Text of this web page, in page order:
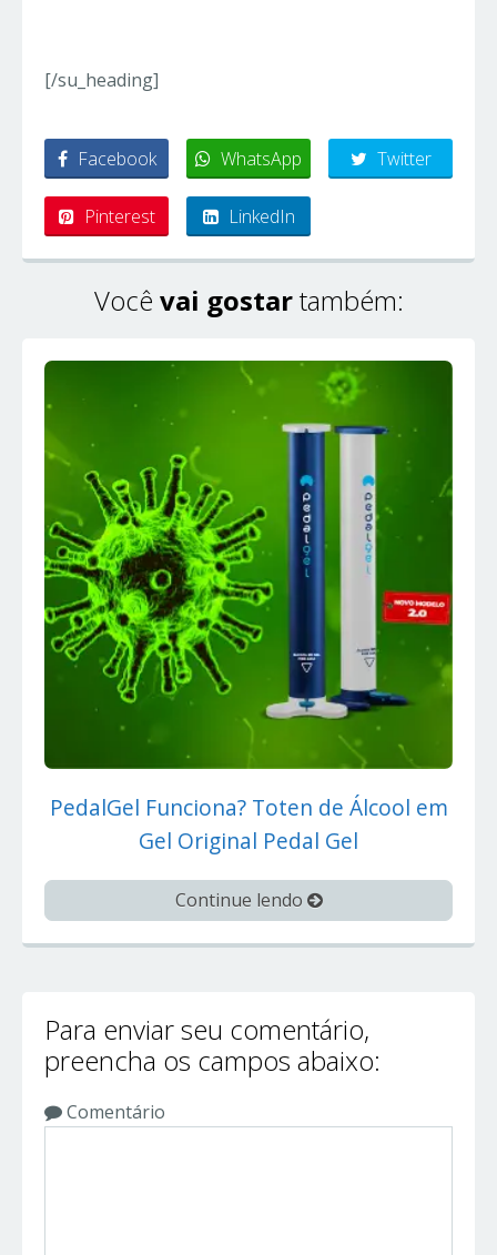
[/su_heading]
Facebook WhatsApp Twitter
Pinterest LinkedIn
Você vai gostartambém:
PedalGel Funciona? Toten de Álcool em
Gel Original Pedal Gel
Continue lendo
Para enviar seu comentário,
preencha os campos abaixo:
Comentário